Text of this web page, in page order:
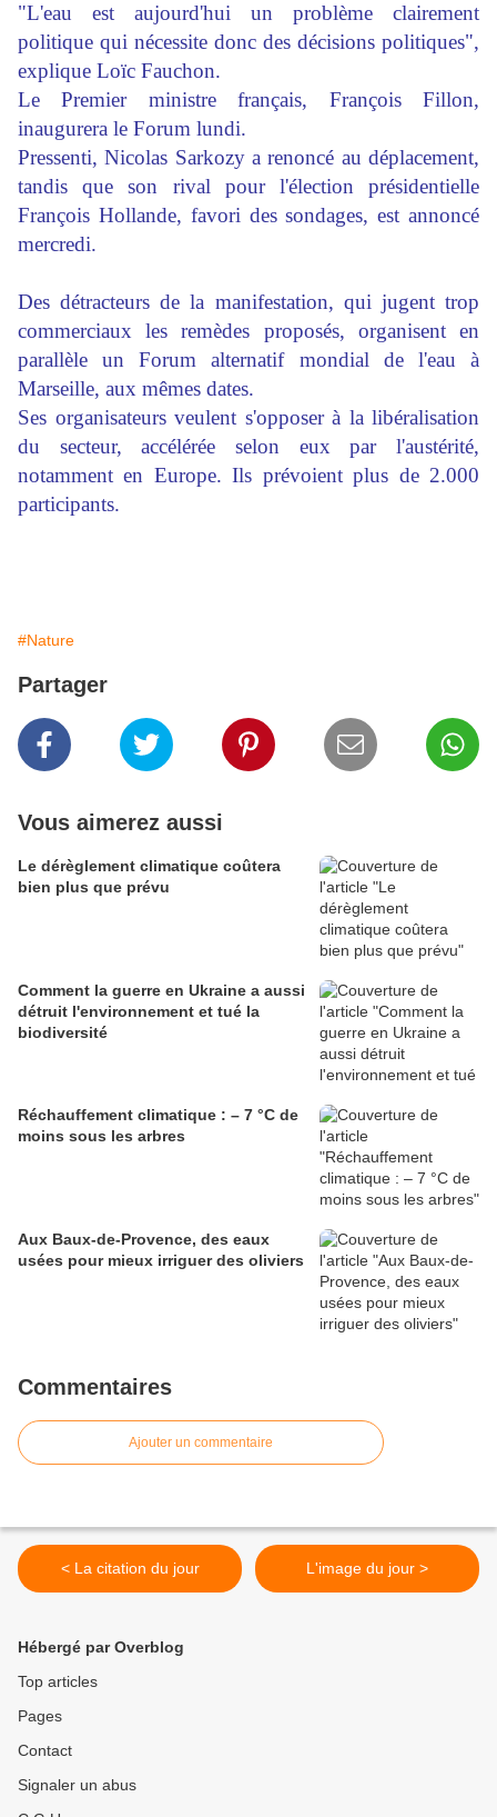
"L'eau est aujourd'hui un problème clairement
politique qui nécessite donc des décisions politiques",
explique Loïc Fauchon.
Le Premier ministre français, François Fillon,
inaugurera le Forum lundi.
Pressenti, Nicolas Sarkozy a renoncé au déplacement,
tandis que son rival pour l'élection présidentielle
François Hollande, favori des sondages, est annoncé
mercredi.
Des détracteurs de la manifestation, qui jugent trop
commerciaux les remèdes proposés, organisent en
parallèle un Forum alternatif mondial de l'eau à
Marseille, aux mêmes dates.
Ses organisateurs veulent s'opposer à la libéralisation
du secteur, accélérée selon eux par l'austérité,
notamment en Europe. Ils prévoient plus de 2.000
participants.
#Nature
Partager
Vous aimerez aussi
Le dérèglement climatique coûtera
bien plus que prévu
Comment la guerre en Ukraine a aussi
détruit l'environnement et tué la
biodiversité
Réchauffement climatique : – 7 °C de
moins sous les arbres
Aux Baux-de-Provence, des eaux
usées pour mieux irriguer des oliviers
Commentaires
Ajouter un commentaire
< La citation du jour L'image du jour >
Hébergé par Overblog
Top articles
Pages
Contact
Signaler un abus